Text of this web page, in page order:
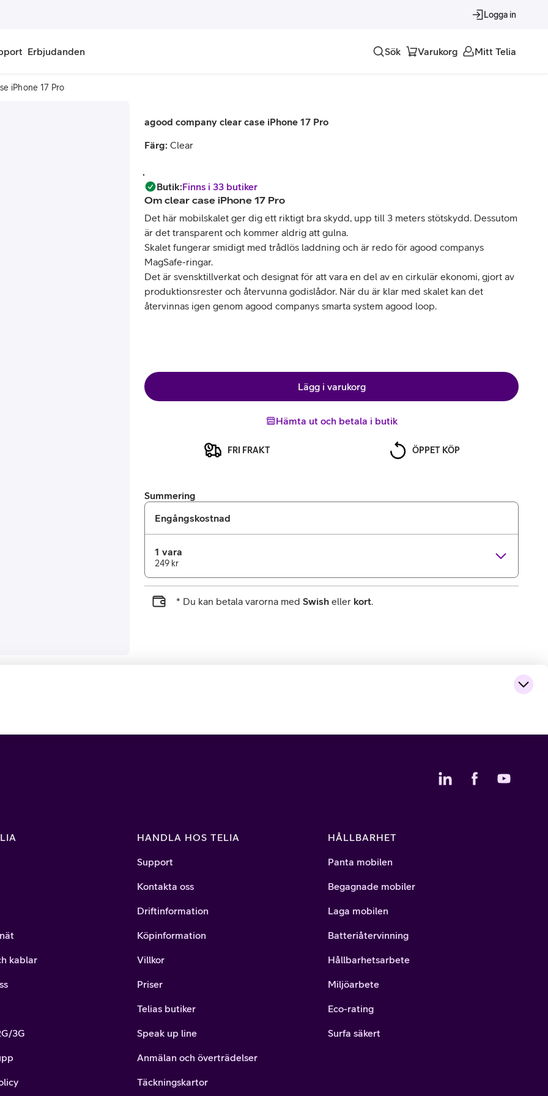
Logga in
Köp kontantkort
Laddningscheck
Registrera kontantkort Roaming – samtal och surf i utlandet
Erbjudanden Sök Varukorg Mitt Telia
iPhone 17 Pro
agood company clear case iPhone 17 Pro
Färg: Clear
Butik:Finns i 33 butiker
Om clear case iPhone 17 Pro
Det här mobilskalet ger dig ett riktigt bra skydd, upp till 3 meters stötskydd. Dessutom
är det transparent och kommer aldrig att gulna.
Skalet fungerar smidigt med trådlös laddning och är redo för agood companys
MagSafe-ringar.
Det är svensktillverkat och designat för att vara en del av en cirkulär ekonomi, gjort av
produktionsrester och återvunna godislådor. När du är klar med skalet kan det
återvinnas igen genom agood companys smarta system agood loop.
Lägg i varukorg
Hämta ut och betala i butik
FRI FRAKT ÖPPET KÖP
Summering
Engångskostnad
1 vara
249 kr
* Du kan betala varorna med Swish eller kort.
kablar
3G
HANDLA HOS TELIA
Support
Kontakta oss
Driftinformation
Köpinformation
Villkor
Priser
Telias butiker
Speak up line
Anmälan och överträdelser
Täckningskartor
HÅLLBARHET
Panta mobilen
Begagnade mobiler
Laga mobilen
Batteriåtervinning
Hållbarhetsarbete
Miljöarbete
Eco-rating
Surfa säkert